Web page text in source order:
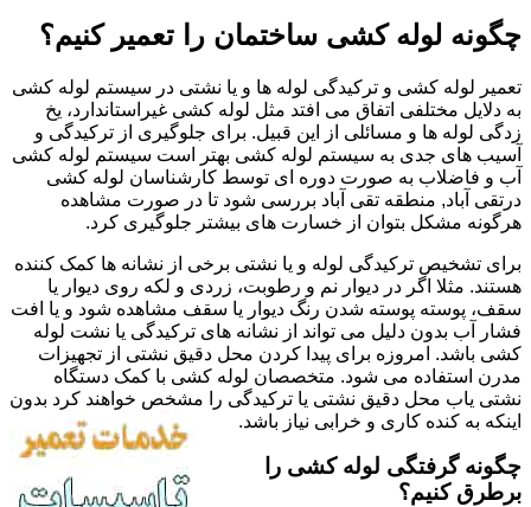
چگونه لوله کشی ساختمان را تعمیر کنیم؟
تعمیر لوله کشی و ترکیدگی لوله ها و یا نشتی در سیستم لوله کشی
به دلایل مختلفی اتفاق می افتد مثل لوله کشی غیراستاندارد، یخ
زدگی لوله ها و مسائلی از این قبیل. برای جلوگیری از ترکیدگی و
آسیب های جدی به سیستم لوله کشی بهتر است سیستم لوله کشی
آب و فاضلاب به صورت دوره ای توسط کارشناسان لوله کشی
درتقی آباد, منطقه تقی آباد بررسی شود تا در صورت مشاهده
هرگونه مشکل بتوان از خسارت های بیشتر جلوگیری کرد.
برای تشخیص ترکیدگی لوله و یا نشتی برخی از نشانه ها کمک کننده
هستند. مثلا اگر در دیوار نم و رطوبت، زردی و لکه روی دیوار یا
سقف، پوسته پوسته شدن رنگ دیوار یا سقف مشاهده شود و یا افت
فشار آب بدون دلیل می تواند از نشانه های ترکیدگی یا نشت لوله
کشی باشد. امروزه برای پیدا کردن محل دقیق نشتی از تجهیزات
مدرن استفاده می شود. متخصصان لوله کشی با کمک دستگاه
نشتی یاب محل دقیق نشتی یا ترکیدگی را مشخص خواهند کرد بدون
اینکه به کنده کاری و خرابی نیاز باشد.
چگونه گرفتگی لوله کشی را
برطرق کنیم؟